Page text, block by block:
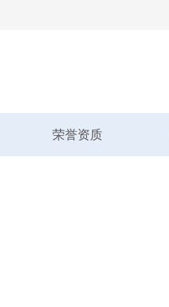
荣誉资质